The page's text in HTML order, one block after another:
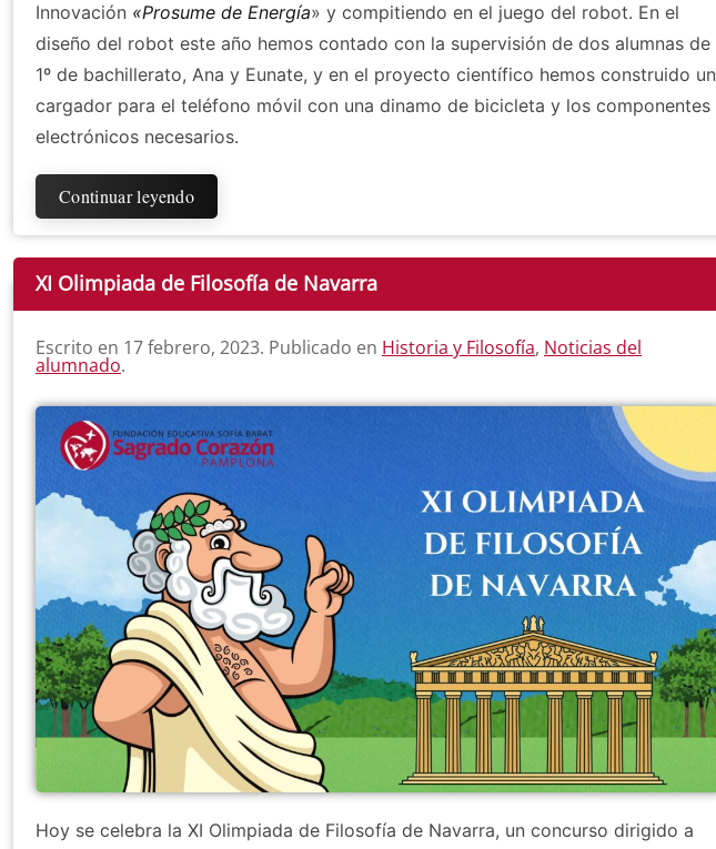
Innovación «Prosume de Energía» y compitiendo en el juego del robot. En el
diseño del robot este año hemos contado con la supervisión de dos alumnas de
1º de bachillerato, Ana y Eunate, y en el proyecto científico hemos construido un
cargador para el teléfono móvil con una dinamo de bicicleta y los componentes
electrónicos necesarios.
Continuar leyendo
XI Olimpiada de Filosofía de Navarra
Escrito en 17 febrero, 2023. Publicado en Historia y Filosofía, Noticias del
alumnado.
Hoy se celebra la XI Olimpiada de Filosofía de Navarra, un concurso dirigido a